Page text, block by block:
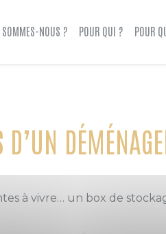
NOUS ? POUR QUI ? POUR
D’UN
à vivre… un box de